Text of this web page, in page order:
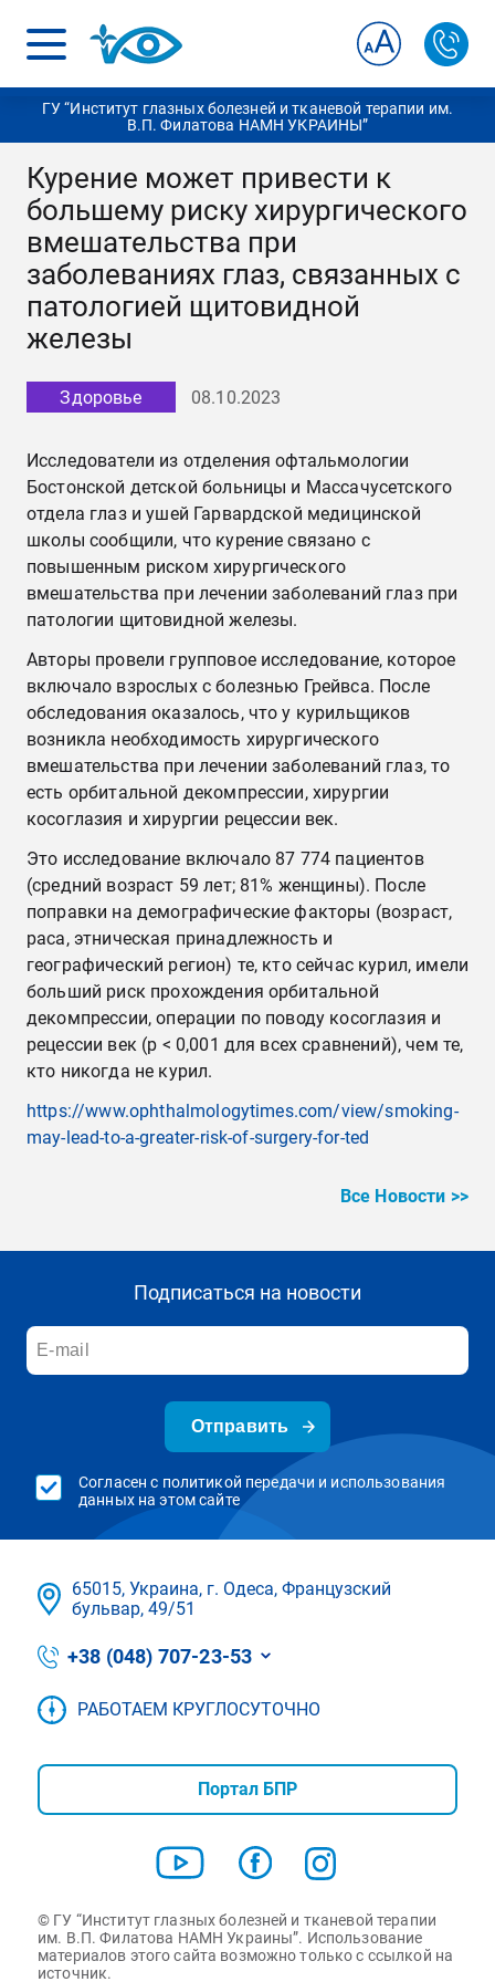
ГУ “Институт глазных болезней и тканевой терапии им.
В.П. Филатова НАМН УКРАИНЫ”
Курение может привести к
большему риску хирургического
вмешательства при
заболеваниях глаз, связанных с
патологией щитовидной
железы
Здоровье 08.10.2023
Исследователи из отделения офтальмологии
Бостонской детской больницы и Массачусетского
отдела глаз и ушей Гарвардской медицинской
школы сообщили, что курение связано с
повышенным риском хирургического
вмешательства при лечении заболеваний глаз при
патологии щитовидной железы.
Авторы провели групповое исследование, которое
включало взрослых с болезнью Грейвса. После
обследования оказалось, что у курильщиков
возникла необходимость хирургического
вмешательства при лечении заболеваний глаз, то
есть орбитальной декомпрессии, хирургии
косоглазия и хирургии рецессии век.
Это исследование включало 87 774 пациентов
(средний возраст 59 лет; 81% женщины). После
поправки на демографические факторы (возраст,
раса, этническая принадлежность и
географический регион) те, кто сейчас курил, имели
больший риск прохождения орбитальной
декомпрессии, операции по поводу косоглазия и
рецессии век (p < 0,001 для всех сравнений), чем те,
кто никогда не курил.
https://www.ophthalmologytimes.com/view/smoking-
may-lead-to-a-greater-risk-of-surgery-for-ted
Все Новости >>
Подписаться на новости
Отправить
Согласен с политикой передачи и использования
данных на этом сайте
65015, Украина, г. Одеса, Французский
бульвар, 49/51
+38 (048) 707-23-53
РАБОТАЕМ КРУГЛОСУТОЧНО
Портал БПР
© ГУ “Институт глазных болезней и тканевой терапии
им. В.П. Филатова НАМН Украины”. Использование
материалов этого сайта возможно только с ссылкой на
источник.